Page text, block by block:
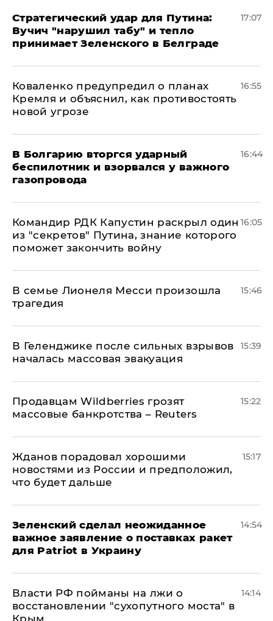
Стратегический удар для Путина:
Вучич "нарушил табу" и тепло
принимает Зеленского в Белграде
17:07
Коваленко предупредил о планах
Кремля и объяснил, как противостоять
новой угрозе
16:55
В Болгарию вторгся ударный
беспилотник и взорвался у важного
газопровода
16:44
Командир РДК Капустин раскрыл один
из "секретов" Путина, знание которого
поможет закончить войну
16:05
В семье Лионеля Месси произошла
трагедия
15:46
В Геленджике после сильных взрывов
началась массовая эвакуация
15:39
Продавцам Wildberries грозят
массовые банкротства – Reuters
15:22
Жданов порадовал хорошими
новостями из России и предположил,
что будет дальше
15:17
Зеленский сделал неожиданное
важное заявление о поставках ракет
для Patriot в Украину
14:54
Власти РФ пойманы на лжи о
восстановлении "сухопутного моста" в
Крым
14:14